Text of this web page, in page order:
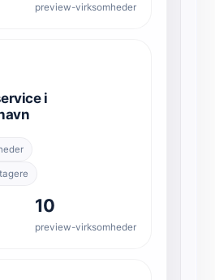
preview-virksomheder
i
10
preview-virksomheder